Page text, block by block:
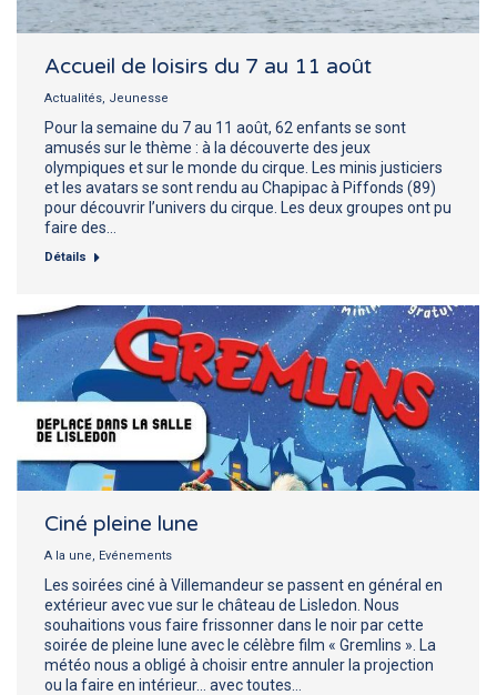
Accueil de loisirs du 7 au 11 août
Actualités, Jeunesse
Pour la semaine du 7 au 11 août, 62 enfants se sont
amusés sur le thème : à la découverte des jeux
olympiques et sur le monde du cirque. Les minis justiciers
et les avatars se sont rendu au Chapipac à Piffonds (89)
pour découvrir l’univers du cirque. Les deux groupes ont pu
faire des…
Détails
Ciné pleine lune
A la une, Evénements
Les soirées ciné à Villemandeur se passent en général en
extérieur avec vue sur le château de Lisledon. Nous
souhaitions vous faire frissonner dans le noir par cette
soirée de pleine lune avec le célèbre film « Gremlins ». La
météo nous a obligé à choisir entre annuler la projection
ou la faire en intérieur… avec toutes…